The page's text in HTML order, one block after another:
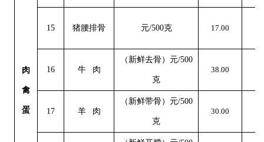
肉
禽
蛋
15 猪腰排骨 元/500克 17.00
16 牛 肉
（新鲜去骨）元/500
克
38.00
17 羊 肉
（新鲜带骨）元/500
克
30.00